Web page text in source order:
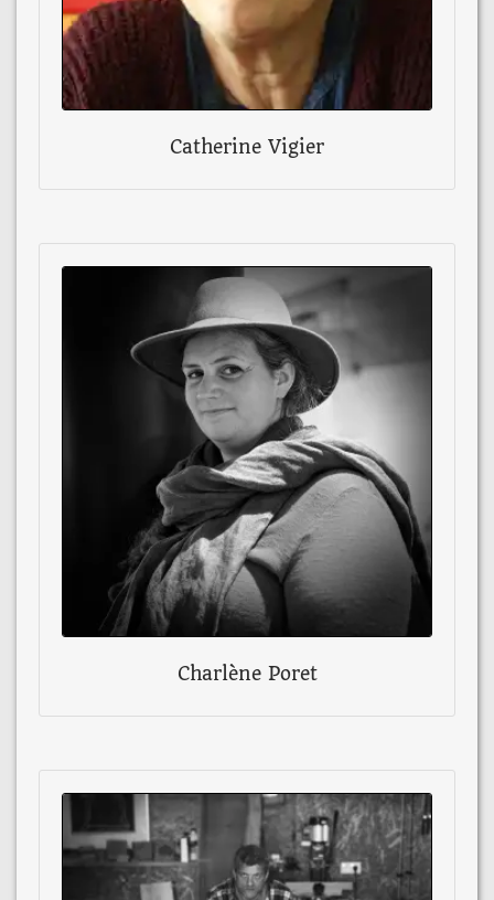
Catherine Vigier
Charlène Poret